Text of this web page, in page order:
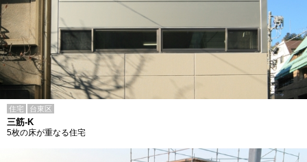
住宅 台東区
三筋-K
5枚の床が重なる住宅